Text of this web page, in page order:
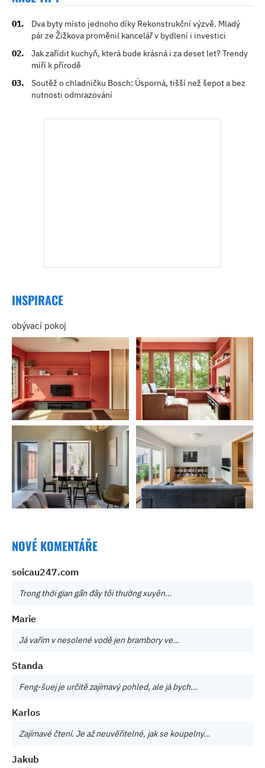
Dva byty místo jednoho díky Rekonstrukční výzvě. Mladý
pár ze Žižkova proměnil kancelář v bydlení i investici
Jak zařídit kuchyň, která bude krásná i za deset let? Trendy
míří k přírodě
Soutěž o chladničku Bosch: Úsporná, tišší než šepot a bez
nutnosti odmrazování
INSPIRACE
obývací pokoj
NOVÉ KOMENTÁŘE
soicau247.com
Trong thời gian gần đây tôi thường xuyên…
Marie
Já vařím v nesolené vodě jen brambory ve…
Standa
Feng-šuej je určitě zajímavý pohled, ale já bych…
Karlos
Zajímavé čtení. Je až neuvěřitelné, jak se koupelny…
Jakub